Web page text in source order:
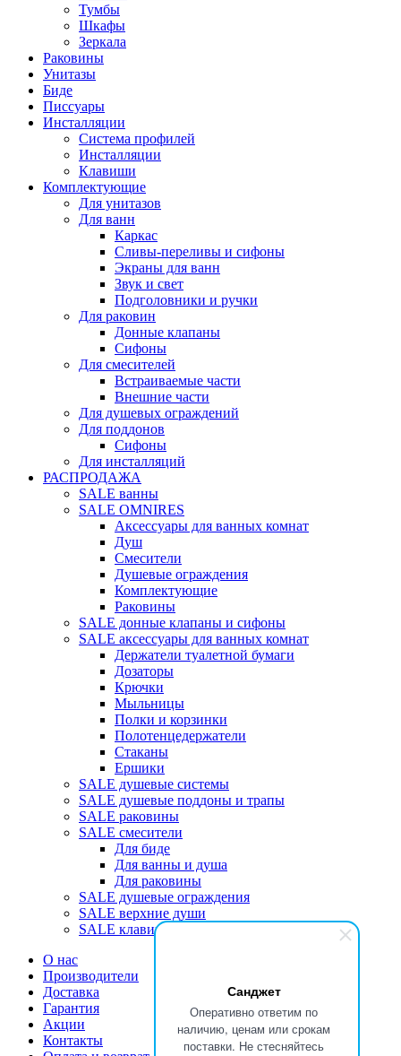
Санджет
Оперативно ответим по
наличию, ценам или срокам
поставки. Не стесняйтесь
Тумбы
Шкафы
Зеркала
Раковины
Унитазы
Биде
Писсуары
Инсталляции
Система профилей
Инсталляции
Клавиши
Комплектующие
Для унитазов
Для ванн
Каркас
Сливы-переливы и сифоны
Экраны для ванн
Звук и свет
Подголовники и ручки
Для раковин
Донные клапаны
Сифоны
Для смесителей
Встраиваемые части
Внешние части
Для душевых ограждений
Для поддонов
Сифоны
Для инсталляций
РАСПРОДАЖА
SALE ванны
SALE OMNIRES
Аксессуары для ванных комнат
Душ
Смесители
Душевые ограждения
Комплектующие
Раковины
SALE донные клапаны и сифоны
SALE аксессуары для ванных комнат
Держатели туалетной бумаги
Дозаторы
Крючки
Мыльницы
Полки и корзинки
Полотенцедержатели
Стаканы
Ершики
SALE душевые системы
SALE душевые поддоны и трапы
SALE раковины
SALE смесители
Для биде
Для ванны и душа
Для раковины
SALE душевые ограждения
SALE верхние души
SALE клавиши
О нас
Производители
Доставка
Гарантия
Акции
Контакты